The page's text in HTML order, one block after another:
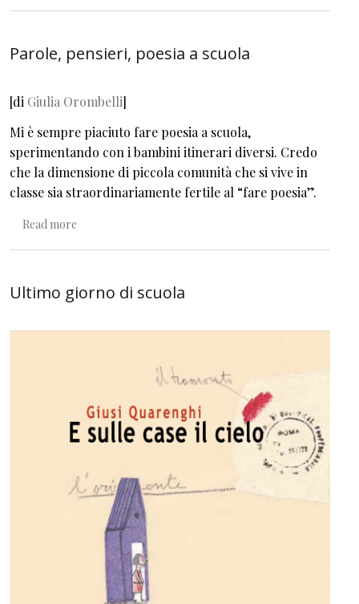
Parole, pensieri, poesia a scuola
[di Giulia Orombelli]
Mi è sempre piaciuto fare poesia a scuola,
sperimentando con i bambini itinerari diversi. Credo
che la dimensione di piccola comunità che si vive in
classe sia straordinariamente fertile al “fare poesia”.
Read more
Ultimo giorno di scuola